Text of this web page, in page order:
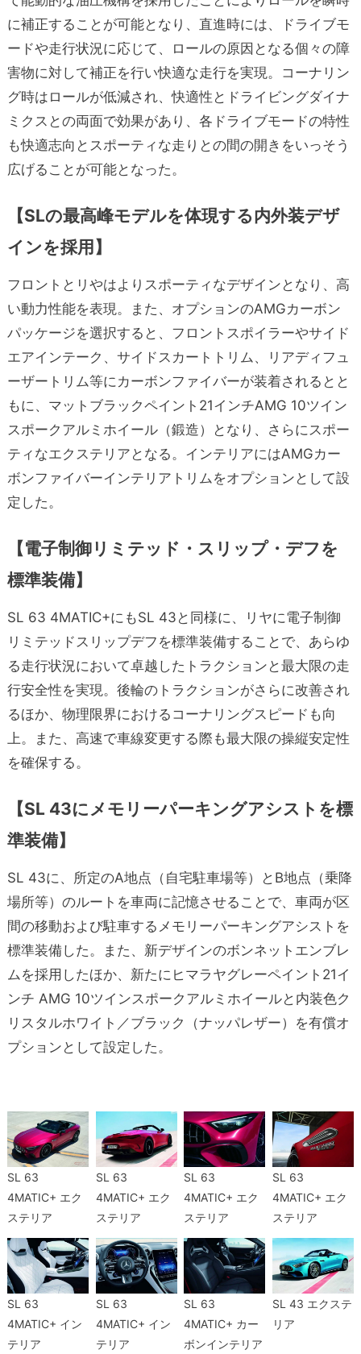
に補正することが可能となり、直進時には、ドライブモ
ードや走行状況に応じて、ロールの原因となる個々の障
害物に対して補正を行い快適な走行を実現。コーナリン
グ時はロールが低減され、快適性とドライビングダイナ
ミクスとの両面で効果があり、各ドライブモードの特性
も快適志向とスポーティな走りとの間の開きをいっそう
広げることが可能となった。
【SLの最高峰モデルを体現する内外装デザ
インを採用】
フロントとリやはよりスポーティなデザインとなり、高
い動力性能を表現。また、オプションのAMGカーボン
パッケージを選択すると、フロントスポイラーやサイド
エアインテーク、サイドスカートトリム、リアディフュ
ーザートリム等にカーボンファイバーが装着されるとと
もに、マットブラックペイント21インチAMG 10ツイン
スポークアルミホイール（鍛造）となり、さらにスポー
ティなエクステリアとなる。インテリアにはAMGカー
ボンファイバーインテリアトリムをオプションとして設
定した。
【電子制御リミテッド・スリップ・デフを
標準装備】
SL 63 4MATIC+にもSL 43と同様に、リヤに電子制御
リミテッドスリップデフを標準装備することで、あらゆ
る走行状況において卓越したトラクションと最大限の走
行安全性を実現。後輪のトラクションがさらに改善され
るほか、物理限界におけるコーナリングスピードも向
上。また、高速で車線変更する際も最大限の操縦安定性
を確保する。
【SL 43にメモリーパーキングアシストを標
準装備】
SL 43に、所定のA地点（自宅駐車場等）とB地点（乗降
場所等）のルートを車両に記憶させることで、車両が区
間の移動および駐車するメモリーパーキングアシストを
標準装備した。また、新デザインのボンネットエンブレ
ムを採用したほか、新たにヒマラヤグレーペイント21イ
ンチ AMG 10ツインスポークアルミホイールと内装色ク
リスタルホワイト／ブラック（ナッパレザー）を有償オ
プションとして設定した。
SL 63
4MATIC+ エク
ステリア
SL 63
4MATIC+ エク
ステリア
SL 63
4MATIC+ エク
ステリア
SL 63
4MATIC+ エク
ステリア
SL 63
4MATIC+ イン
テリア
SL 63
4MATIC+ イン
テリア
SL 63
4MATIC+ カー
ボンインテリア
SL 43 エクステ
リア